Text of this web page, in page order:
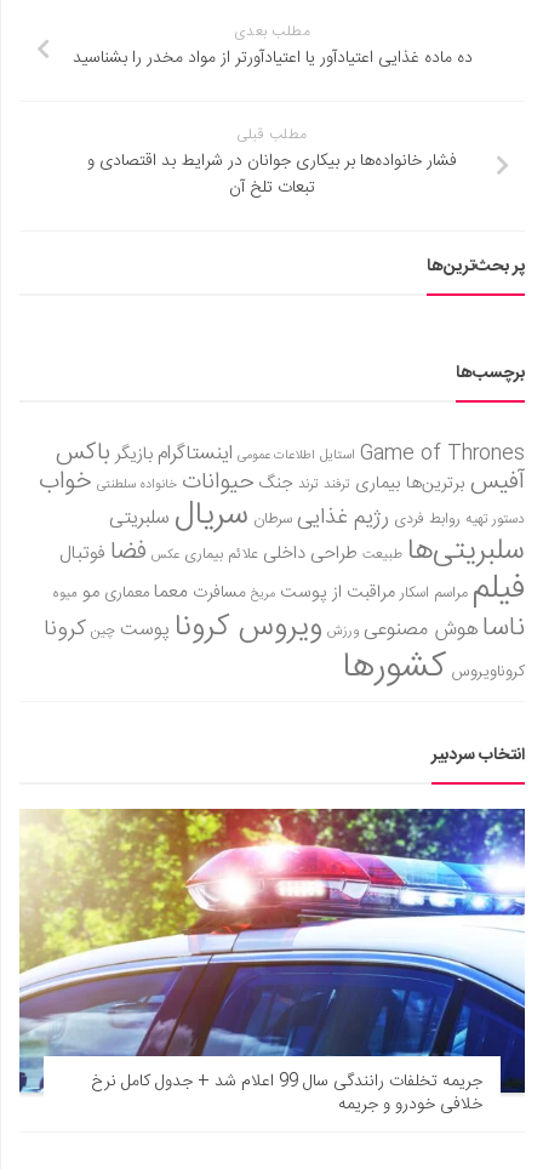
مطلب بعدی
ده ماده غذایی‌ اعتیادآور یا اعتیادآورتر از مواد مخدر را بشناسید
مطلب قبلی
فشار خانواده‌ها بر بیکاری جوانان در شرایط بد اقتصادی و
تبعات تلخ آن
پر بحث‌ترین‌ها
برچسب‌ها
Game of Thrones استایل اطلاعات عمومی اینستاگرام بازیگر باکس
آفیس برترین‌ها بیماری ترفند ترند جنگ حیوانات خانواده سلطنتی خواب
دستور تهیه روابط فردی رژیم غذاییسرطان سریال سلبریتی
سلبریتی‌ها طبیعت طراحی داخلی علائم بیماری عکس فضا فوتبال
فیلم مراسم اسکارمراقبت از پوست مریخ مسافرت معمامعماری مو میوه
ناساهوش مصنوعی ورزش ویروس کرونا پوست چین کرونا
کروناویروس کشورها
انتخاب سردبیر
جریمه تخلفات رانندگی سال 99 اعلام شد + جدول کامل نرخ
خلافی خودرو و جریمه